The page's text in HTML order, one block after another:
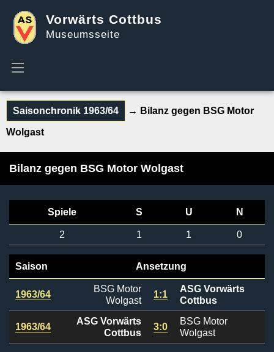
Vorwärts Cottbus
Museumsseite
Saisonchronik 1963/64 → Bilanz gegen BSG Motor
Wolgast
Bilanz gegen BSG Motor Wolgast
Spiele S U N
2 1 1 0
Saison Ansetzung
1963/64
BSG Motor
Wolgast
1:1
ASG Vorwärts
Cottbus
1963/64
ASG Vorwärts
Cottbus
3:0
BSG Motor
Wolgast